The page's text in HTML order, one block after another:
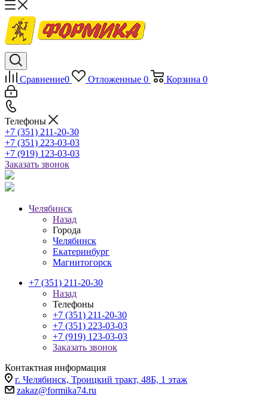
Сравнение0 Отложенные 0 Корзина 0
Телефоны
+7 (351) 211-20-30
+7 (351) 223-03-03
+7 (919) 123-03-03
Заказать звонок
Челябинск
Назад
Города
Челябинск
Екатеринбург
Магнитогорск
+7 (351) 211-20-30
Назад
Телефоны
+7 (351) 211-20-30
+7 (351) 223-03-03
+7 (919) 123-03-03
Заказать звонок
Контактная информация
г. Челябинск, Троицкий тракт, 48Б, 1 этаж
zakaz@formika74.ru